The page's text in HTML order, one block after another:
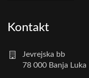
Kontakt
Jevrejska bb
78 000 Banja Luka